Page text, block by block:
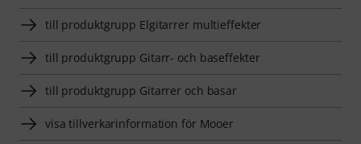
till produktgrupp Elgitarrer multieffekter
till produktgrupp Gitarr- och baseffekter
till produktgrupp Gitarrer och basar
visa tillverkarinformation för Mooer